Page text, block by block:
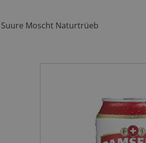
Moscht Naturtrüeb